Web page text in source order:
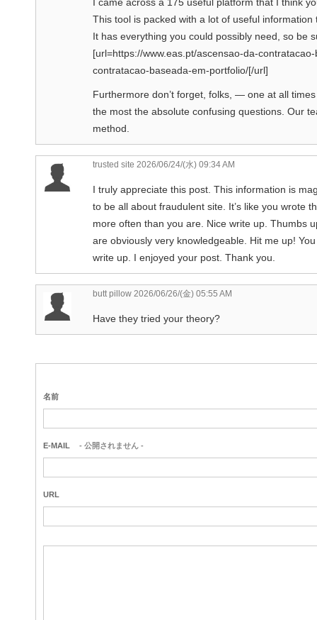
This tool is packed with a lot of useful
It has everything you could possibly need, so be
[url=https://www.eas.pt/ascensao-da-
contratacao-baseada-em-portfolio/[/url]
Furthermore don’t forget, folks, — one at all
the most the absolute confusing questions. Our
method.
trusted site 2026/06/24/(水) 09:34 AM
I truly appreciate this post. This information is
to be all about fraudulent site. It’s like you wrote
more often than you are. Nice write up. Thumbs
are obviously very knowledgeable. Hit me up!
write up. I enjoyed your post. Thank you.
butt pillow 2026/06/26/(金) 05:55 AM
Have they tried your theory?
名前
E-MAIL - 公開されません -
URL